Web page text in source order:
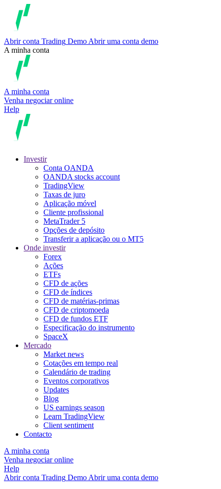
Abrir conta Trading Demo Abrir uma conta demo
A minha conta
A minha conta
Venha negociar online
Help
Investir
Conta OANDA
OANDA stocks account
TradingView
Taxas de juro
Aplicação móvel
Cliente profissional
MetaTrader 5
Opções de depósito
Transferir a aplicação ou o MT5
Onde investir
Forex
Ações
ETFs
CFD de ações
CFD de índices
CFD de matérias-primas
CFD de criptomoeda
CFD de fundos ETF
Especificação do instrumento
SpaceX
Mercado
Market news
Cotações em tempo real
Calendário de trading
Eventos corporativos
Updates
Blog
US earnings season
Learn TradingView
Client sentiment
Contacto
A minha conta
Venha negociar online
Help
Abrir conta Trading Demo Abrir uma conta demo